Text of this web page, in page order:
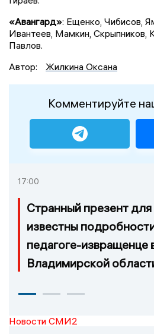
«Авангард»: Ещенко, Чибисов,
Ивантеев, Мамкин, Скрыпников,
Павлов.
Автор:
Жилкина Оксана
Комментируйте
17:00
Странный презент для
известны
педагоге-извращенце
Владимирской
Новости СМИ2